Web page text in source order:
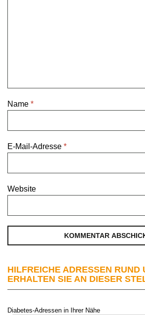
Name *
E-Mail-Adresse *
Website
HILFREICHE ADRESSEN RUND
ERHALTEN SIE AN DIESER
Diabetes-Adressen in Ihrer Nähe